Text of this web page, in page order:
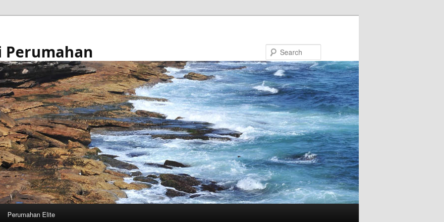
Perumahan
Perumahan Elite